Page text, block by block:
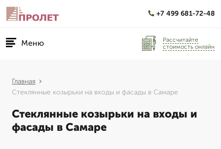
+7 499 681-72-48
Меню
Рассчитайте
стоимость онлайн
Главная
Стеклянные козырьки на входы и фасады в Самаре
Стеклянные козырьки на входы и
фасады в Самаре